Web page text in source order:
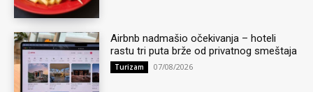
Airbnb nadmašio očekivanja – hoteli
rastu tri puta brže od privatnog smeštaja
Turizam 07/08/2026